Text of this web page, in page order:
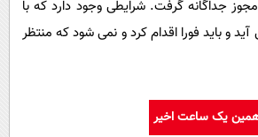
جداگانه گرفت. شرایطی وجود دارد که با
و باید فورا اقدام کرد و نمی شود که منتظر
همین یک ساعت اخیر